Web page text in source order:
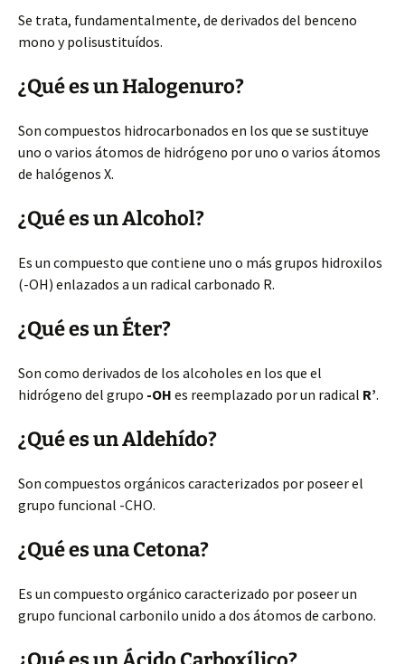
Se trata, fundamentalmente, de derivados del benceno
mono y polisustituídos.
¿Qué es un Halogenuro?
Son compuestos hidrocarbonados en los que se sustituye
uno o varios átomos de hidrógeno por uno o varios átomos
de halógenos X.
¿Qué es un Alcohol?
Es un compuesto que contiene uno o más grupos hidroxilos
(-OH) enlazados a un radical carbonado R.
¿Qué es un Éter?
Son como derivados de los alcoholes en los que el
hidrógeno del grupo -OH es reemplazado por un radical R’.
¿Qué es un Aldehído?
Son compuestos orgánicos caracterizados por poseer el
grupo funcional -CHO.
¿Qué es una Cetona?
Es un compuesto orgánico caracterizado por poseer un
grupo funcional carbonilo unido a dos átomos de carbono.